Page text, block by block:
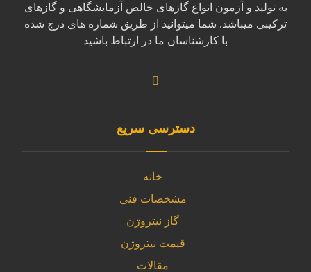
به تولید و آزمون انواع گازهای خالص آزمایشگاهی و گازهای
ترکیبی میباشد. شما میتوانید از طریق شماره های درج شده
با کارشناسان ما در ارتباط باشید
دسترسی سریع
خانه
مشخصات فنی
گاز نیتروژن
قیمت نیتروژن
مقالات